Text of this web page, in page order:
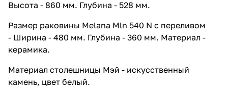
Высота - 860 мм. Глубина - 528 мм.
Размер раковины Melana Mln 540 N с переливом
- Ширина - 480 мм. Глубина - 360 мм. Материал -
керамика.
Материал столешницы Мэй - искусственный
камень, цвет белый.